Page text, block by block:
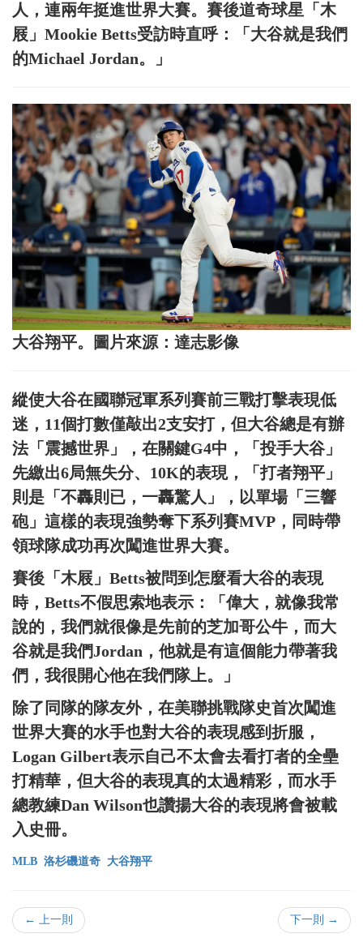
人，連兩年挺進世界大賽。賽後道奇球星「木
屐」Mookie Betts受訪時直呼：「大谷就是我們
的Michael Jordan。」
大谷翔平。圖片來源：達志影像
縱使大谷在國聯冠軍系列賽前三戰打擊表現低
迷，11個打數僅敲出2支安打，但大谷總是有辦
法「震撼世界」，在關鍵G4中，「投手大谷」
先繳出6局無失分、10K的表現，「打者翔平」
則是「不轟則已，一轟驚人」，以單場「三響
砲」這樣的表現強勢奪下系列賽MVP，同時帶
領球隊成功再次闖進世界大賽。
賽後「木屐」Betts被問到怎麼看大谷的表現
時，Betts不假思索地表示：「偉大，就像我常
說的，我們就很像是先前的芝加哥公牛，而大
谷就是我們Jordan，他就是有這個能力帶著我
們，我很開心他在我們隊上。」
除了同隊的隊友外，在美聯挑戰隊史首次闖進
世界大賽的水手也對大谷的表現感到折服，
Logan Gilbert表示自己不太會去看打者的全壘
打精華，但大谷的表現真的太過精彩，而水手
總教練Dan Wilson也讚揚大谷的表現將會被載
入史冊。
MLB 洛杉磯道奇 大谷翔平
← 上一則 下一則 →